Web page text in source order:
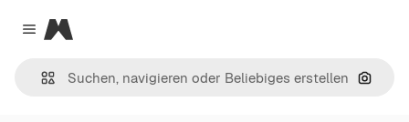
Close menu
Magnific
Nach